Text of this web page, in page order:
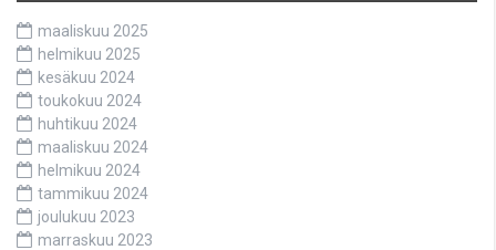
maaliskuu 2025
helmikuu 2025
kesäkuu 2024
toukokuu 2024
huhtikuu 2024
maaliskuu 2024
helmikuu 2024
tammikuu 2024
joulukuu 2023
marraskuu 2023